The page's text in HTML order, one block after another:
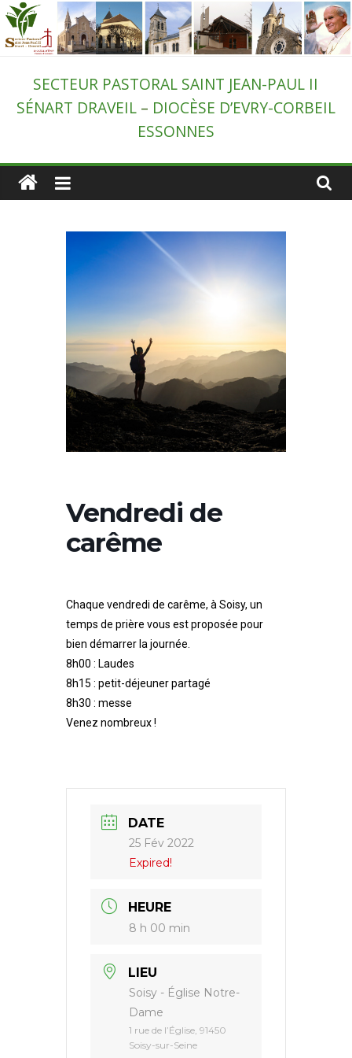
Passer
au
contenu
Secteur
pastoral
de
Draveil
Jean-
Paul
SECTEUR PASTORAL SAINT JEAN-PAUL II
SÉNART DRAVEIL– DIOCÈSE D’EVRY-CORBEIL
ESSONNES
Vendredi de
carême
Chaque vendredi de carême, à Soisy, un
temps de prière vous est proposée pour
bien démarrer la journée.
8h00 : Laudes
8h15 : petit-déjeuner partagé
8h30 : messe
Venez nombreux !
DATE
25 Fév 2022
Expired!
HEURE
8 h 00 min
LIEU
Soisy - Église Notre-
Dame
1 rue de l’Église, 91450
Soisy-sur-Seine